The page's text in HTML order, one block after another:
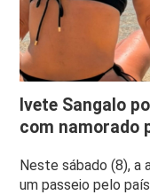
Ivete Sangalo
com namorado
Neste sábado (8),
um passeio pelo